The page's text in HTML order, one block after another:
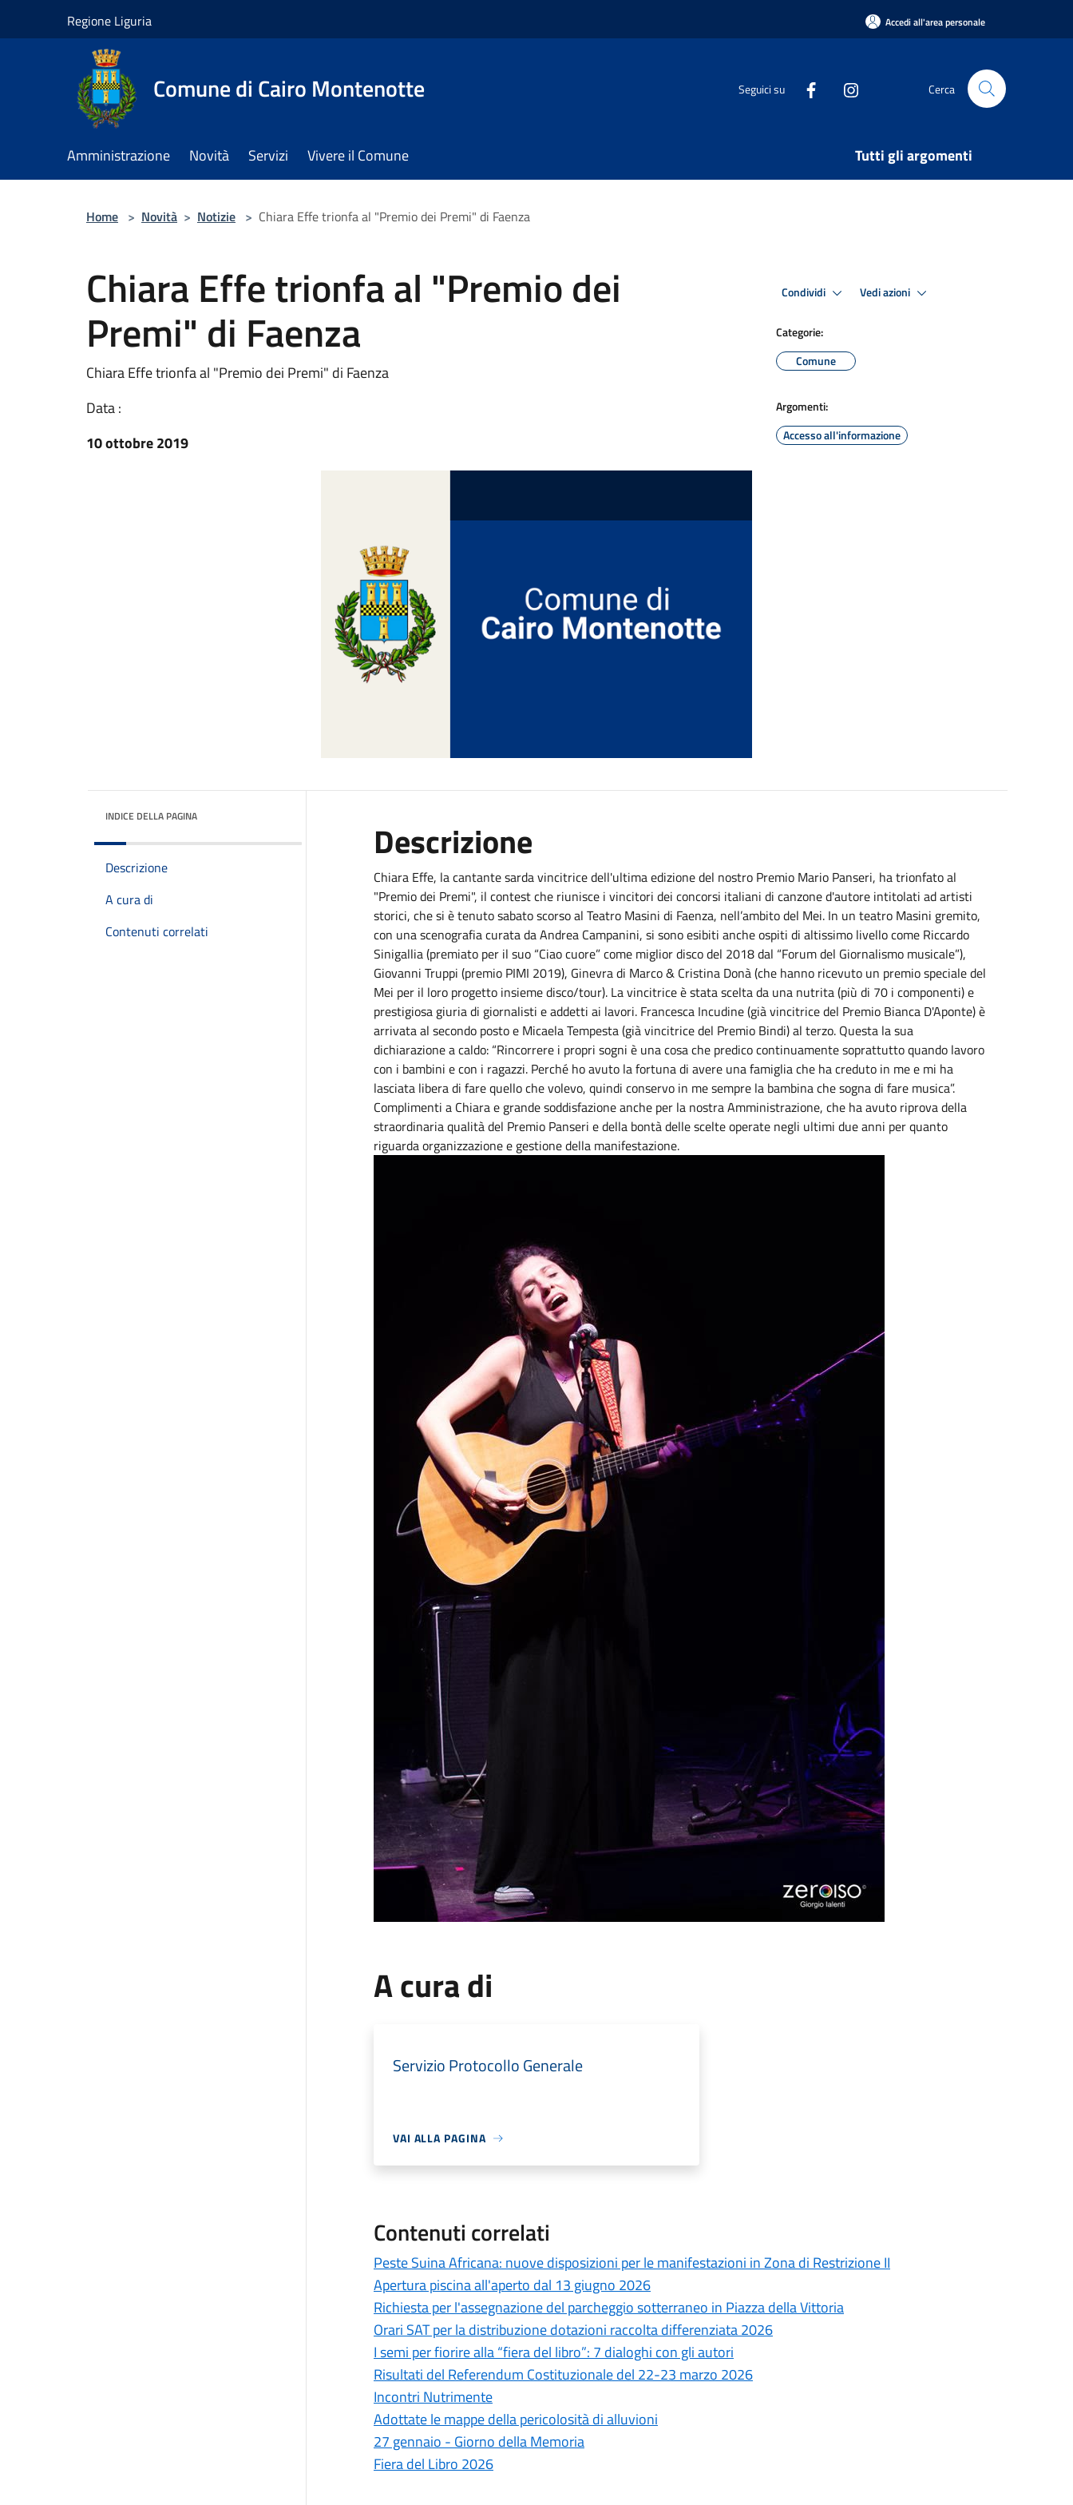
Regione Liguria Accedi all'area personale
Comune di Cairo Montenotte Seguici su Cerca
Amministrazione Novità Servizi Vivere il Comune Tutti gli argomenti
Home > Novità > Notizie > Chiara Effe trionfa al "Premio dei Premi" di Faenza
Chiara Effe trionfa al "Premio dei
Premi" di Faenza
Chiara Effe trionfa al "Premio dei Premi" di Faenza
Data :
10 ottobre 2019
Condividi Vedi azioni
Categorie:
Comune
Argomenti:
Accesso all'informazione
INDICE DELLA PAGINA
Descrizione
A cura di
Contenuti correlati
Descrizione
Chiara Effe, la cantante sarda vincitrice dell'ultima edizione del nostro Premio Mario Panseri, ha trionfato al
"Premio dei Premi", il contest che riunisce i vincitori dei concorsi italiani di canzone d'autore intitolati ad artisti
storici, che si è tenuto sabato scorso al Teatro Masini di Faenza, nell’ambito del Mei. In un teatro Masini gremito,
con una scenografia curata da Andrea Campanini, si sono esibiti anche ospiti di altissimo livello come Riccardo
Sinigallia (premiato per il suo “Ciao cuore” come miglior disco del 2018 dal “Forum del Giornalismo musicale”),
Giovanni Truppi (premio PIMI 2019), Ginevra di Marco & Cristina Donà (che hanno ricevuto un premio speciale del
Mei per il loro progetto insieme disco/tour). La vincitrice è stata scelta da una nutrita (più di 70 i componenti) e
prestigiosa giuria di giornalisti e addetti ai lavori. Francesca Incudine (già vincitrice del Premio Bianca D'Aponte) è
arrivata al secondo posto e Micaela Tempesta (già vincitrice del Premio Bindi) al terzo. Questa la sua
dichiarazione a caldo: “Rincorrere i propri sogni è una cosa che predico continuamente soprattutto quando lavoro
con i bambini e con i ragazzi. Perché ho avuto la fortuna di avere una famiglia che ha creduto in me e mi ha
lasciata libera di fare quello che volevo, quindi conservo in me sempre la bambina che sogna di fare musica”.
Complimenti a Chiara e grande soddisfazione anche per la nostra Amministrazione, che ha avuto riprova della
straordinaria qualità del Premio Panseri e della bontà delle scelte operate negli ultimi due anni per quanto
riguarda organizzazione e gestione della manifestazione.
A cura di
Servizio Protocollo Generale
VAI ALLA PAGINA
Contenuti correlati
Peste Suina Africana: nuove disposizioni per le manifestazioni in Zona di Restrizione II
Apertura piscina all'aperto dal 13 giugno 2026
Richiesta per l'assegnazione del parcheggio sotterraneo in Piazza della Vittoria
Orari SAT per la distribuzione dotazioni raccolta differenziata 2026
I semi per fiorire alla “fiera del libro”: 7 dialoghi con gli autori
Risultati del Referendum Costituzionale del 22-23 marzo 2026
Incontri Nutrimente
Adottate le mappe della pericolosità di alluvioni
27 gennaio - Giorno della Memoria
Fiera del Libro 2026